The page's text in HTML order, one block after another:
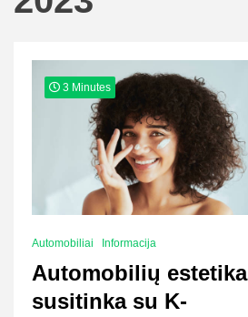
3 Minutes
Automobiliai Informacija
Automobilių estetika
susitinka su K-